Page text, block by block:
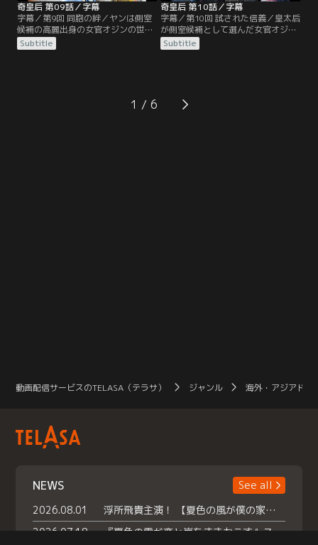
奇皇后 第09話／字幕
字幕／第9回 同胞の絆／ヤンは側室
候補の高麗出身の女官オジンの世話
係になる。オジンの部屋を出たヤン
は、タファンと遭遇。タファンはヤ
ァンを殺すチャンスだと考える。西
の辺境では、高麗の兵士の指揮権を
Subtitle
奇皇后 第10話／字幕
字幕／第10回 試された信義／皇太后
が側室候補として選んだ女官オジン
が懐妊。オジンを側室にすべきだと
いう皇太后と、猛反対する皇后タナ
ない。一方でタファンはタンギセを
呼び出し、高麗で釈放したスンニャ
Subtitle
1
動画配信サービスのTELASA（テラサ） ジャンル 海外・アジアドラ
NEWS
See all
2026.08.01
浮所飛貴主演！ 【夏色の風が僕の家にやってきた】 本日よりテラサで独占配信スタート！
2026.07.18
『夏色の雲が恋と嵐をまきおこす』スペシャルメイキング 【Part1】2026年７月18日（土）23時30分～配信スタート！話題のシーンの裏側を大公開！豪華キャスト大集合！ 『武宮家 真夏の家族会議』開催！